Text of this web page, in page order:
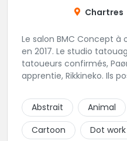
Chartres
Le salon BMC Concept
en 2017. Le studio
tatoueurs confirmés,
apprentie, Rikkineko. Ils
souhaitant se faire
projet entièrement personnalisé. Une
présente en Guest
salon.
Abstrait Animal
Cartoon
Dot work